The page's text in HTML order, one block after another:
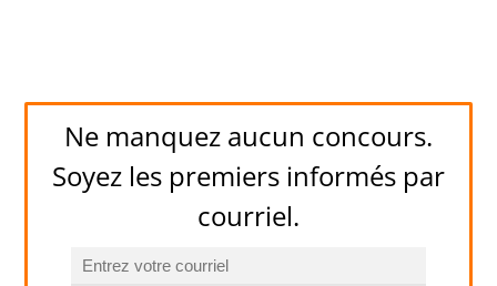
Ne manquez aucun concours.
Soyez les premiers informés par
courriel.